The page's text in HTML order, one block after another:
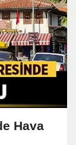
Hava